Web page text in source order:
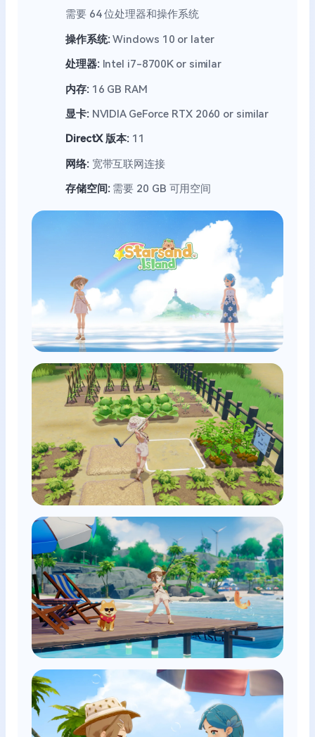
需要 64 位处理器和操作系统
操作系统:Windows 10 or later
处理器:Intel i7-8700K or similar
内存:16 GB RAM
显卡:NVIDIA GeForce RTX 2060 or similar
DirectX 版本:11
网络:宽带互联网连接
存储空间:需要 20 GB 可用空间